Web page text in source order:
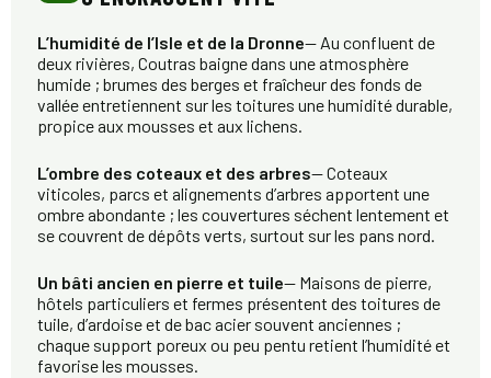
L’humidité de l’Isle et de la Dronne— Au confluent de
deux rivières, Coutras baigne dans une atmosphère
humide ; brumes des berges et fraîcheur des fonds de
vallée entretiennent sur les toitures une humidité durable,
propice aux mousses et aux lichens.
L’ombre des coteaux et des arbres— Coteaux
viticoles, parcs et alignements d’arbres apportent une
ombre abondante ; les couvertures séchent lentement et
se couvrent de dépôts verts, surtout sur les pans nord.
Un bâti ancien en pierre et tuile— Maisons de pierre,
hôtels particuliers et fermes présentent des toitures de
tuile, d’ardoise et de bac acier souvent anciennes ;
chaque support poreux ou peu pentu retient l’humidité et
favorise les mousses.